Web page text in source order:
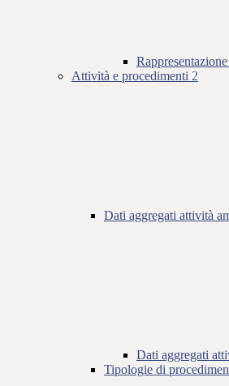
Attività e procedimenti 2
Dati aggregati attività
Dati aggregati
Tipologie di